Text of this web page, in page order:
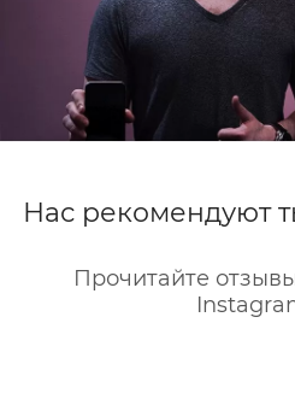
Нас рекомендуют
Прочитайте